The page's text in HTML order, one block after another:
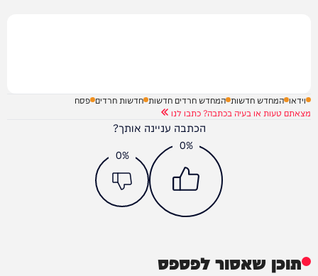
וידאו המחדש חדשות המחדש חרדים חדשות חדשות חרדים פסח
מצאתם טעות או בעיה בכתבה? כתבו לנו
הכתבה עניינה אותך?
0%
0%
תוכן שאסור לפספס